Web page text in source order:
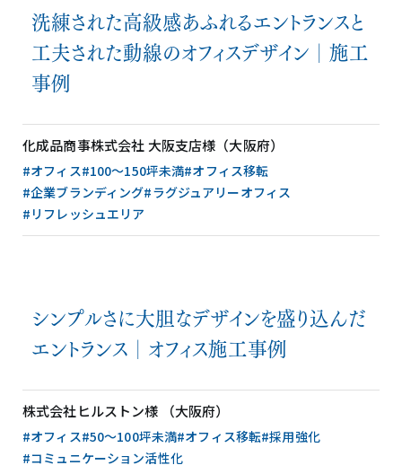
洗練された高級感あふれるエントランスと
工夫された動線のオフィスデザイン│施工
事例
化成品商事株式会社 大阪支店様（大阪府）
#オフィス#100〜150坪未満#オフィス移転
#企業ブランディング#ラグジュアリーオフィス
#リフレッシュエリア
シンプルさに大胆なデザインを盛り込んだ
エントランス│オフィス施工事例
株式会社ヒルストン様 （大阪府）
#オフィス#50〜100坪未満#オフィス移転#採用強化
#コミュニケーション活性化